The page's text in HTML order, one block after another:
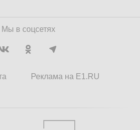
Мы в соцсетях
Реклама на E1.RU